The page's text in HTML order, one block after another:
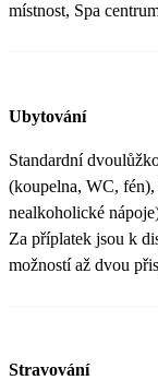
místnost, Spa
Ubytování
Standardní
(koupelna, WC,
nealkoholické
Za příplatek jsou k
možností až dvou
Stravování